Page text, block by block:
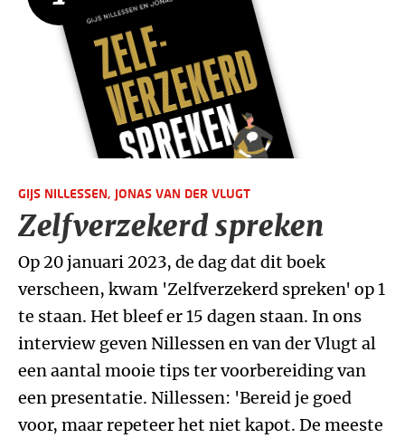
GIJS NILLESSEN, JONAS VAN DER VLUGT
Zelfverzekerd spreken
Op 20 januari 2023, de dag dat dit boek
verscheen, kwam 'Zelfverzekerd spreken' op 1
te staan. Het bleef er 15 dagen staan. In ons
interview geven Nillessen en van der Vlugt al
een aantal mooie tips ter voorbereiding van
een presentatie. Nillessen: 'Bereid je goed
voor, maar repeteer het niet kapot. De meeste